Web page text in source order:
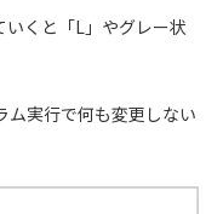
いくと「L」やグレー状
ム実行で何も変更しない